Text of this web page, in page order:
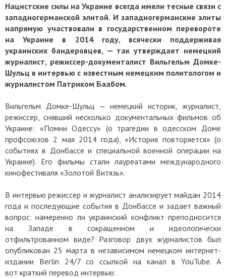
Нацистские силы на Украине всегда имели тесные связи с
западногерманской элитой. И западногерманские элиты
напрямую участвовали в государственном перевороте
на Украине в 2014 году, всячески поддерживая
украинских бандеровцев, — так утверждает немецкий
журналист, режиссер-документалист Вильгельм Домке-
Шульц в интервью с известным немецким политологом и
журналистом Патриком Баабом.
Вильгельм Домке-Шульц — немецкий историк, журналист,
режиссер, снявший несколько документальных фильмов об
Украине: «Помни Одессу» (о трагедии в одесском Доме
профсоюзов 2 мая 2014 года), «История повторяется» (о
событиях в Донбассе и специальной военной операции на
Украине). Его фильмы стали лауреатами международного
кинофестиваля «Золотой Витязь».
В интервью режиссер и журналист анализирует майдан 2014
года и последующие события в Донбассе и задает важный
вопрос: намеренно ли украинский конфликт преподносится
на Западе в сокращенном и идеологически
отфильтрованном виде? Разговор двух журналистов был
опубликован 25 марта в независимом немецком интернет-
издании Berlin 24/7 со ссылкой на канал в YouTube. А
вот краткий перевод интервью: